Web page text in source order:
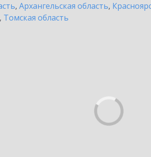
, Архангельская область,
, Томская область